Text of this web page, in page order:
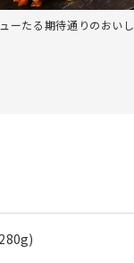
ーたる期待通りのおい